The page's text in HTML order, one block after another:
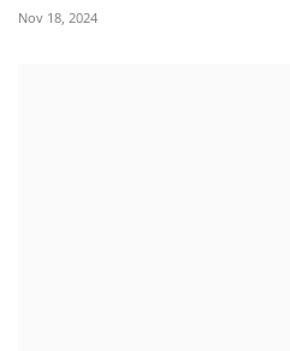
Nov 18, 2024